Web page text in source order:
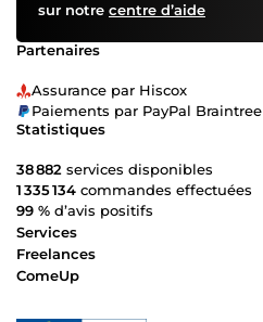
sur notre centre d’aide
Partenaires
Assurance par Hiscox
Paiements par PayPal Braintree
Statistiques
38 882 services disponibles
1 335 134 commandes effectuées
99 % d’avis positifs
Services
Freelances
ComeUp